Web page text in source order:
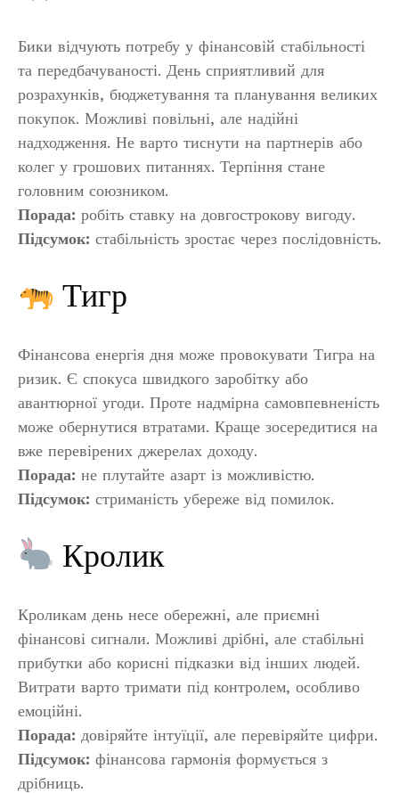
Бики відчують потребу у фінансовій стабільності
та передбачуваності. День сприятливий для
розрахунків, бюджетування та планування великих
покупок. Можливі повільні, але надійні
надходження. Не варто тиснути на партнерів або
колег у грошових питаннях. Терпіння стане
головним союзником.
Порада: робіть ставку на довгострокову вигоду.
Підсумок: стабільність зростає через послідовність.
Тигр
Фінансова енергія дня може провокувати Тигра на
ризик. Є спокуса швидкого заробітку або
авантюрної угоди. Проте надмірна самовпевненість
може обернутися втратами. Краще зосередитися на
вже перевірених джерелах доходу.
Порада: не плутайте азарт із можливістю.
Підсумок: стриманість убереже від помилок.
Кролик
Кроликам день несе обережні, але приємні
фінансові сигнали. Можливі дрібні, але стабільні
прибутки або корисні підказки від інших людей.
Витрати варто тримати під контролем, особливо
емоційні.
Порада: довіряйте інтуїції, але перевіряйте цифри.
Підсумок: фінансова гармонія формується з
дрібниць.